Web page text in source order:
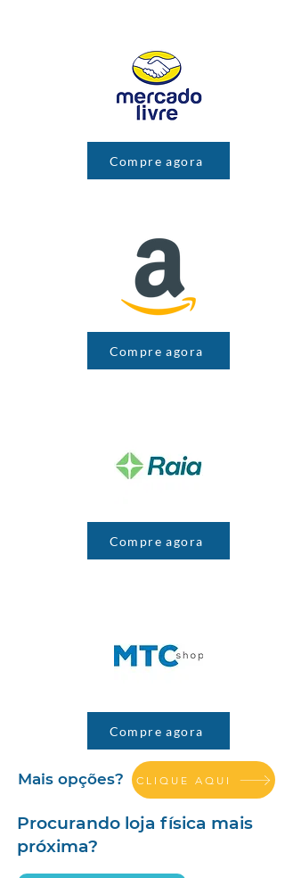
Compre agora
Compre agora
Compre agora
Compre agora
Mais opções? CLIQUE AQUI
Procurando loja física mais
próxima?